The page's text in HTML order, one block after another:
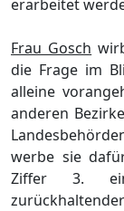
erarbeitet
Frau Gosch
die Frage im
alleine
anderen
Landesbehö
werbe sie dafür
Ziffer 3.
zurü